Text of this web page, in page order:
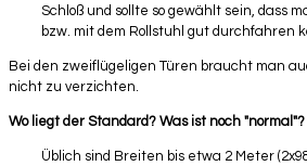
Schloß und sollte so gewählt sein, dass
bzw. mit dem Rollstuhl gut durchfahren
Bei den zweiflügeligen Türen braucht man
nicht zu verzichten.
Wo liegt der Standard? Was ist noch "normal"?
Üblich sind Breiten bis etwa 2 Meter